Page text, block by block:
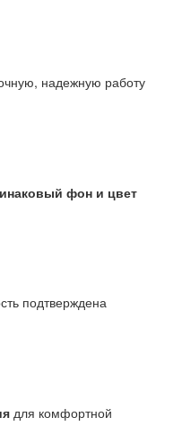
надежную работу
фон и цвет
подтверждена
для комфортной